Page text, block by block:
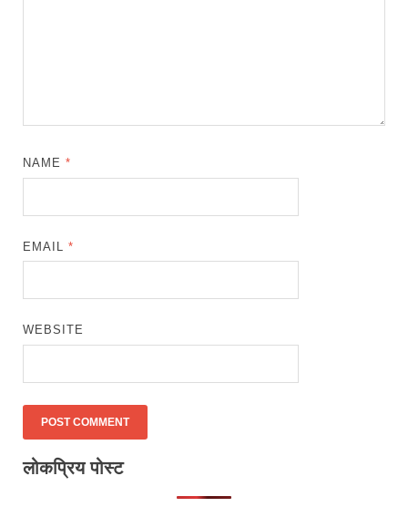
NAME*
EMAIL*
WEBSITE
लोकप्रिय पोस्ट